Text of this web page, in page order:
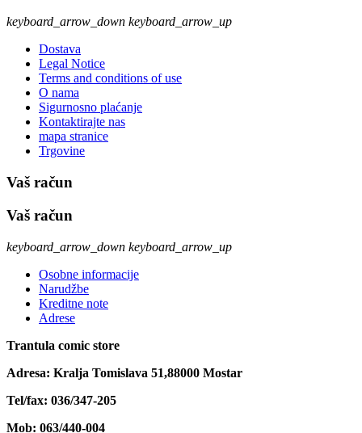
keyboard_arrow_down keyboard_arrow_up
Dostava
Legal Notice
Terms and conditions of use
O nama
Sigurnosno plaćanje
Kontaktirajte nas
mapa stranice
Trgovine
Vaš račun
Vaš račun
keyboard_arrow_down keyboard_arrow_up
Osobne informacije
Narudžbe
Kreditne note
Adrese
Trantula comic store
Adresa: Kralja Tomislava 51,88000 Mostar
Tel/fax: 036/347-205
Mob: 063/440-004